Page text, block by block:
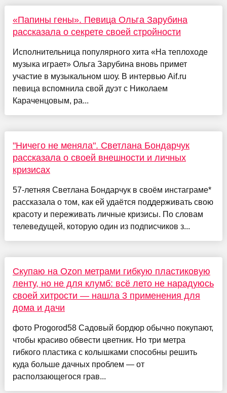
«Папины гены». Певица Ольга Зарубина
рассказала о секрете своей стройности
Исполнительница популярного хита «На теплоходе
музыка играет» Ольга Зарубина вновь примет
участие в музыкальном шоу. В интервью Аif.ru
певица вспомнила свой дуэт с Николаем
Караченцовым, ра...
"Ничего не меняла". Светлана Бондарчук
рассказала о своей внешности и личных
кризисах
57-летняя Светлана Бондарчук в своём инстаграме*
рассказала о том, как ей удаётся поддерживать свою
красоту и переживать личные кризисы. По словам
телеведущей, которую один из подписчиков з...
Скупаю на Ozon метрами гибкую пластиковую
ленту, но не для клумб: всё лето не нарадуюсь
своей хитрости — нашла 3 применения для
дома и дачи
фото Progorod58 Садовый бордюр обычно покупают,
чтобы красиво обвести цветник. Но три метра
гибкого пластика с колышками способны решить
куда больше дачных проблем — от
расползающегося грав...